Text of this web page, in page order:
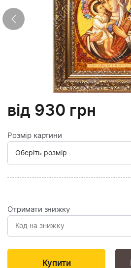
від 930 грн
Розмір картини
Отримати знижку